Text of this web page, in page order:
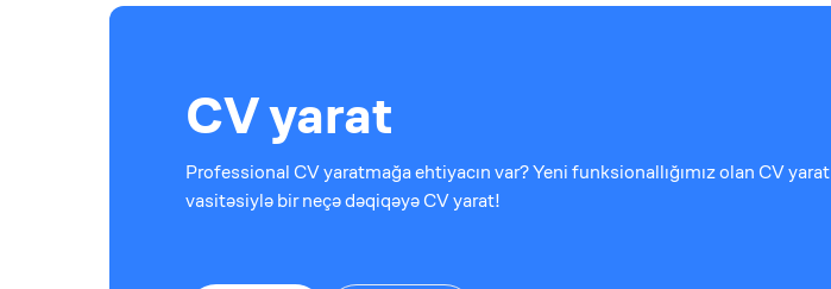
CV yarat
Professional CV yaratmağa ehtiyacın var? Yeni funksionallığımız olan CV yarat
vasitəsiylə bir neçə dəqiqəyə CV yarat!